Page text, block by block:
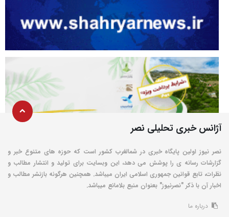
آژانس خبری تحلیلی نصر
نصر نیوز اولین پایگاه خبری در شمالغرب کشور است که حوزه های متنوع خبر و
گزارشات رسانه ی را پوشش می دهد، این وبسایت برای تولید و انتشار مطالب و
نظرات، تابع قوانین جمهوری اسلامی ایران میباشد. همچنین هرگونه بازنشر مطالب و
اخبار آن با ذکر "نصرنیوز" بعنوان منبع بلامانع میباشد.
درباره ما